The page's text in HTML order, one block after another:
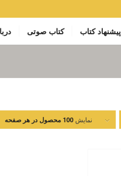
پیشنهاد کتاب کتاب صوتی
نمایش 100 محصول در هر صفحه